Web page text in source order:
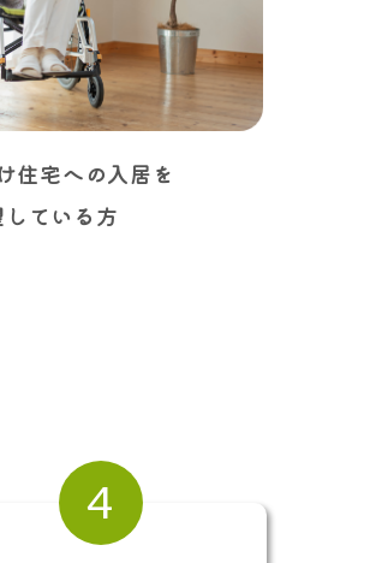
住宅への入居を
ている方
4